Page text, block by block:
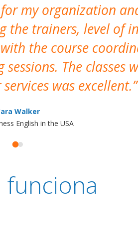
my organization
the trainers, level of
the course
The classes
was excellent.
Walker
English in the USA
funciona